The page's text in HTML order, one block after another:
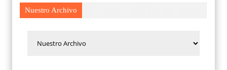
Nuestro Archivo